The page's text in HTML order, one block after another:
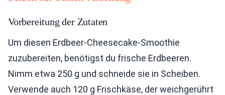
Vorbereitung der Zutaten
Um diesen Erdbeer-Cheesecake-Smoothie
zuzubereiten, benötigst du frische Erdbeeren.
Nimm etwa 250 g und schneide sie in Scheiben.
Verwende auch 120 g Frischkäse, der weichgerührt